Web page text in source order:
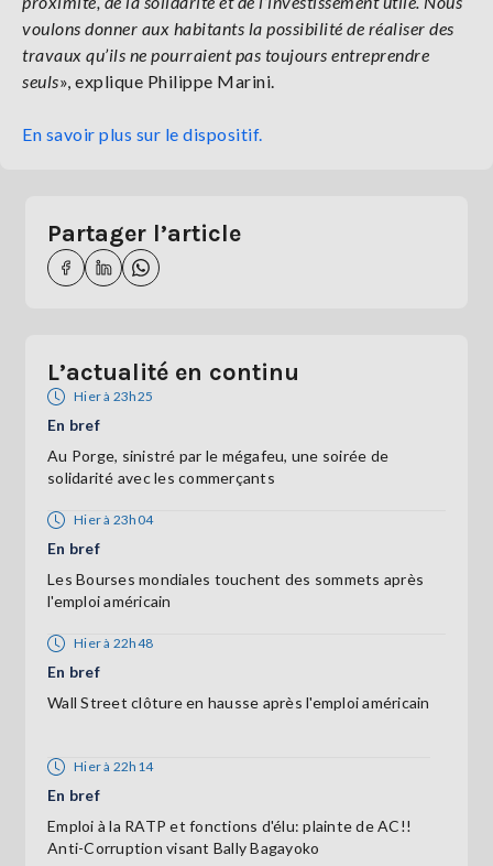
voulons donner aux habitants la possibilité de réaliser des
travaux qu’ils ne pourraient pas toujours entreprendre
seuls», explique Philippe Marini.
En savoir plus sur le dispositif.
Partager l’article
L’actualité en continu
Hier à 23h25
En bref
Au Porge, sinistré par le mégafeu, une soirée de
solidarité avec les commerçants
Hier à 23h04
En bref
Les Bourses mondiales touchent des sommets après
l'emploi américain
Hier à 22h48
En bref
Wall Street clôture en hausse après l'emploi américain
Hier à 22h14
En bref
Emploi à la RATP et fonctions d'élu: plainte de AC!!
Anti-Corruption visant Bally Bagayoko